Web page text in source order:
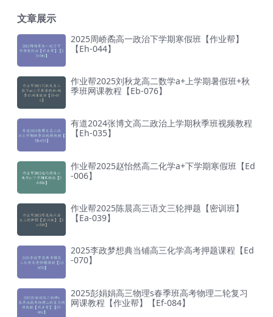
文章展示
2025周峤矞高一政治下学期寒假班【作业帮】
【Eh-044】
作业帮2025刘秋龙高二数学a+上学期暑假班+秋
季班网课教程【Eb-076】
有道2024张博文高二政治上学期秋季班视频教程
【Eh-035】
作业帮2025赵怡然高二化学a+下学期寒假班【Ed
-006】
作业帮2025陈晨高三语文三轮押题【密训班】
【Ea-039】
2025李政梦想典当铺高三化学高考押题课程【Ed
-070】
2025彭娟娟高三物理s春季班高考物理二轮复习
网课教程【作业帮】【Ef-084】